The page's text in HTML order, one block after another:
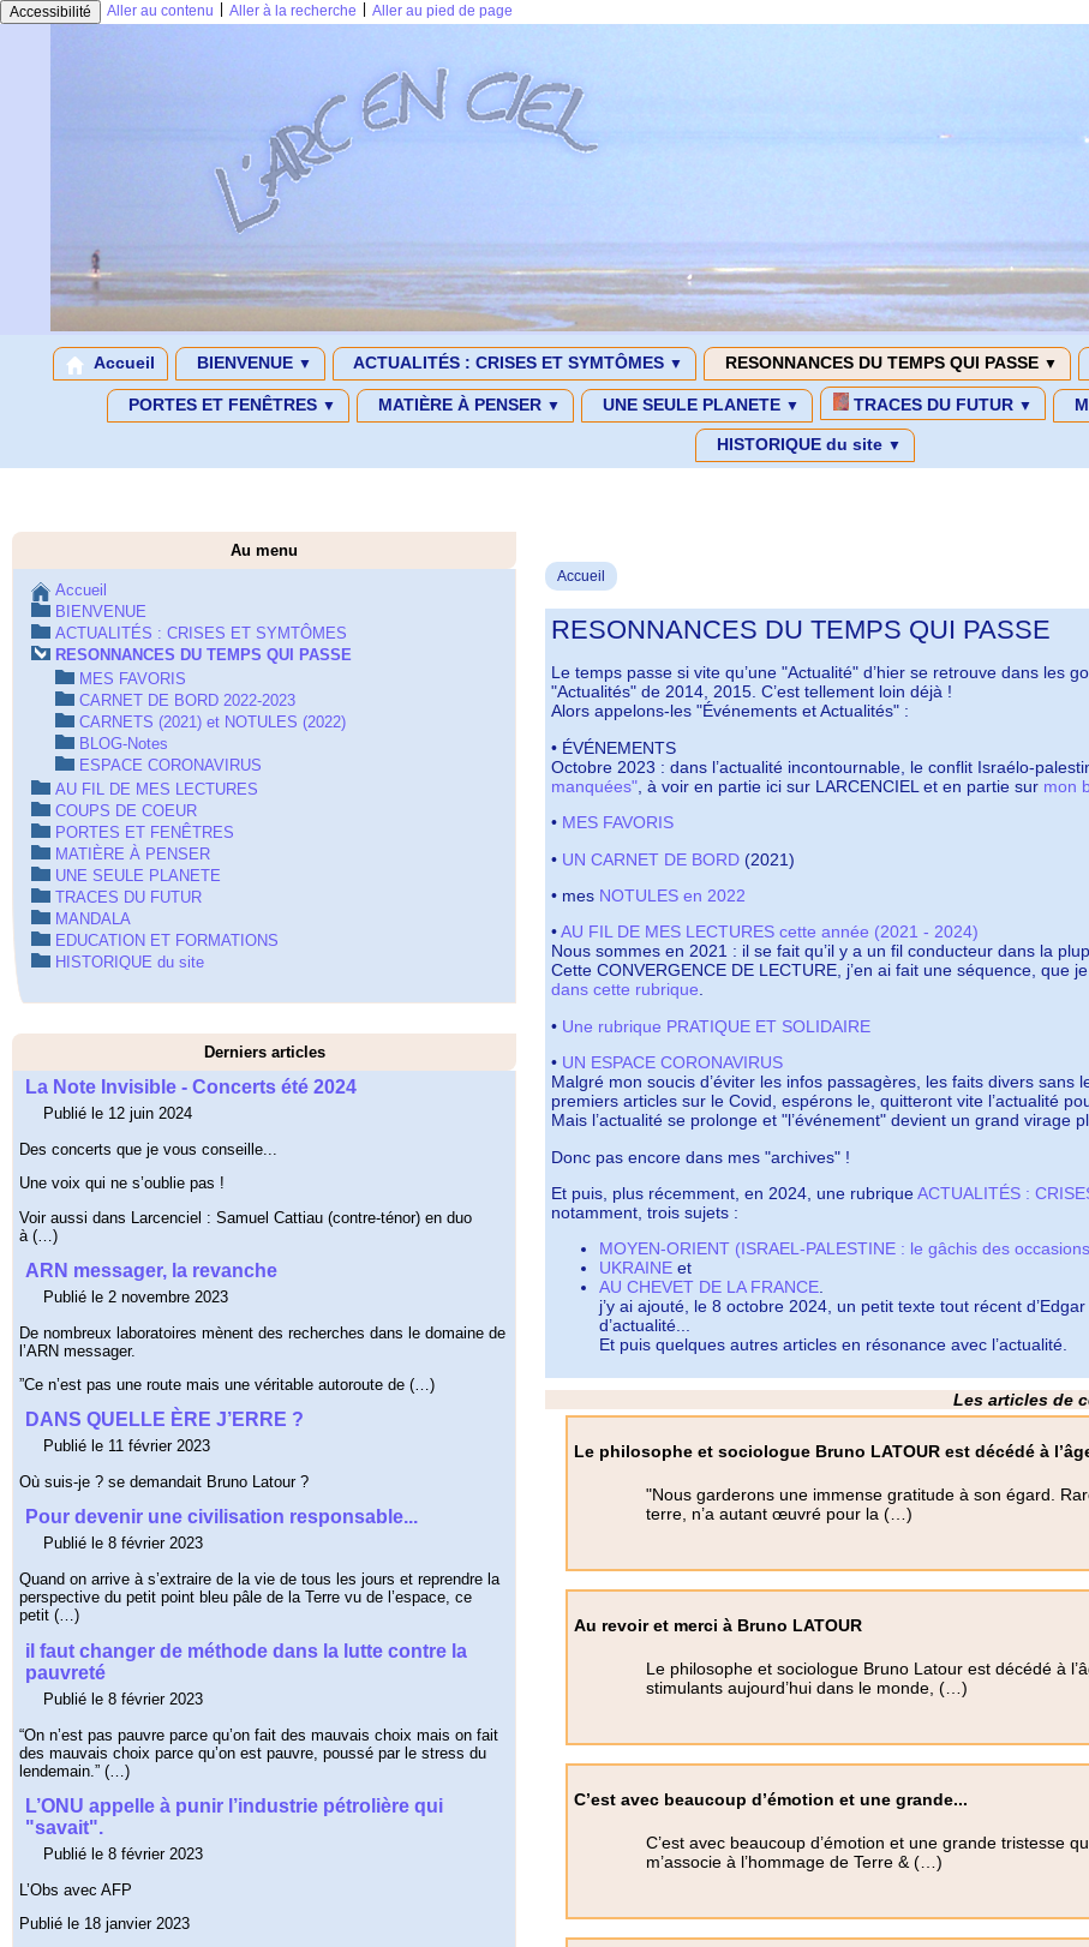
Accessibilité Aller au contenu Aller à la recherche Aller au pied de page
Accueil BIENVENUE ▼ ACTUALITÉS : CRISES ET SYMTÔMES ▼ RESONNANCES DU TEMPS QUI PASSE ▼
PORTES ET FENÊTRES ▼ MATIÈRE À PENSER ▼ UNE SEULE PLANETE ▼ TRACES DU FUTUR ▼
HISTORIQUE du site ▼
Accueil
RESONNANCES DU TEMPS QUI PASSE
Le temps passe si vite qu’une "Actualité" d’hier se retrouve dans les
"Actualités" de 2014, 2015. C’est tellement loin déjà !
Alors appelons-les "Événements et Actualités" :
• ÉVÉNEMENTS
Octobre 2023 : dans l’actualité incontournable, le conflit Israélo-
manquées", à voir en partie ici sur LARCENCIEL et en partie sur mon
• MES FAVORIS
• UN CARNET DE BORD(2021)
• mes NOTULES en 2022
•AU FIL DE MES LECTURES cette année (2021 - 2024)
Nous sommes en 2021 : il se fait qu’il y a un fil conducteur dans la
Cette CONVERGENCE DE LECTURE, j’en ai fait une séquence, que
dans cette rubrique.
• Une rubrique PRATIQUE ET SOLIDAIRE
• UN ESPACE CORONAVIRUS
Malgré mon soucis d’éviter les infos passagères, les faits divers
premiers articles sur le Covid, espérons le, quitteront vite l’actualité
Mais l’actualité se prolonge et "l’événement" devient un grand virage
Donc pas encore dans mes "archives" !
Et puis, plus récemment, en 2024, une rubriqueACTUALITÉS :
notamment, trois sujets :
MOYEN-ORIENT (ISRAEL-PALESTINE : le gâchis des
UKRAINEet
AU CHEVET DE LA FRANCE.
j’y ai ajouté, le 8 octobre 2024, un petit texte tout récent
d’actualité...
Et puis quelques autres articles en résonance avec l’actualité.
Les articles de
Le philosophe et sociologue Bruno LATOUR est décédé à
"Nous garderons une immense gratitude à son égard.
terre, n’a autant œuvré pour la (…)
Au revoir et merci à Bruno LATOUR
Le philosophe et sociologue Bruno Latour est décédé à
stimulants aujourd’hui dans le monde, (…)
C’est avec beaucoup d’émotion et une grande...
C’est avec beaucoup d’émotion et une grande tristesse
m’associe à l’hommage de Terre & (…)
Au menu
Accueil
BIENVENUE
ACTUALITÉS : CRISES ET SYMTÔMES
RESONNANCES DU TEMPS QUI PASSE
MES FAVORIS
CARNET DE BORD 2022-2023
CARNETS (2021) et NOTULES (2022)
BLOG-Notes
ESPACE CORONAVIRUS
AU FIL DE MES LECTURES
COUPS DE COEUR
PORTES ET FENÊTRES
MATIÈRE À PENSER
UNE SEULE PLANETE
TRACES DU FUTUR
MANDALA
EDUCATION ET FORMATIONS
HISTORIQUE du site
Derniers articles
La Note Invisible - Concerts été 2024
Publié le 12 juin 2024
Des concerts que je vous conseille...
Une voix qui ne s’oublie pas !
Voir aussi dans Larcenciel : Samuel Cattiau (contre-ténor) en duo
à (…)
ARN messager, la revanche
Publié le 2 novembre 2023
De nombreux laboratoires mènent des recherches dans le domaine de
l’ARN messager.
”Ce n’est pas une route mais une véritable autoroute de (…)
DANS QUELLE ÈRE J’ERRE ?
Publié le 11 février 2023
Où suis-je ? se demandait Bruno Latour ?
Pour devenir une civilisation responsable...
Publié le 8 février 2023
Quand on arrive à s’extraire de la vie de tous les jours et reprendre la
perspective du petit point bleu pâle de la Terre vu de l’espace, ce
petit (…)
il faut changer de méthode dans la lutte contre la
pauvreté
Publié le 8 février 2023
“On n’est pas pauvre parce qu’on fait des mauvais choix mais on fait
des mauvais choix parce qu’on est pauvre, poussé par le stress du
lendemain.” (…)
L’ONU appelle à punir l’industrie pétrolière qui
"savait".
Publié le 8 février 2023
L’Obs avec AFP
Publié le 18 janvier 2023